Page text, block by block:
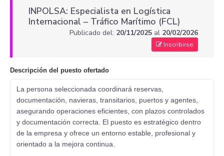
INPOLSA: Especialista en Logística
Internacional – Tráfico Marítimo (FCL)
Publicado del: 20/11/2025 al 20/02/2026
Inscribirse
Descripción del puesto ofertado
La persona seleccionada coordinará reservas,
documentación, navieras, transitarios, puertos y agentes,
asegurando operaciones eficientes, con plazos controlados
y documentación correcta. El puesto es estratégico dentro
de la empresa y ofrece un entorno estable, profesional y
orientado a la mejora continua.